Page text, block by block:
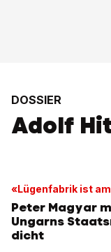
DOSSIER
Adolf
«Lügenfabrik ist
Peter Magyar
Ungarns
dicht